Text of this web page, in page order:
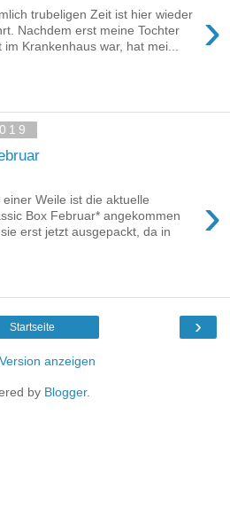
›
trubeligen Zeit ist hier wieder
Nachdem erst meine Tochter
Krankenhaus war, hat mei...
›
einer Weile ist die aktuelle
Box Februar* angekommen
erst jetzt ausgepackt, da in
›
Startseite
anzeigen
by Blogger.